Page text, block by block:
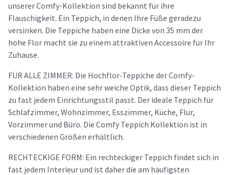
unserer Comfy-Kollektion sind bekannt für ihre
Flauschigkeit. Ein Teppich, in denen Ihre Füße geradezu
versinken. Die Teppiche haben eine Dicke von 35 mm der
hohe Flor macht sie zu einem attraktiven Accessoire für Ihr
Zuhause.
FÜR ALLE ZIMMER: Die Hochflor-Teppiche der Comfy-
Kollektion haben eine sehr weiche Optik, dass dieser Teppich
zu fast jedem Einrichtungsstil passt. Der ideale Teppich für
Schlafzimmer, Wohnzimmer, Esszimmer, Küche, Flur,
Vorzimmer und Büro. Die Comfy Teppich Kollektion ist in
verschiedenen Größen erhältlich.
RECHTECKIGE FORM: Ein rechteckiger Teppich findet sich in
fast jedem Interieur und ist daher die am häufigsten